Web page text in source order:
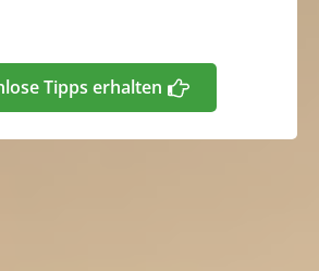
Tipps erhalten